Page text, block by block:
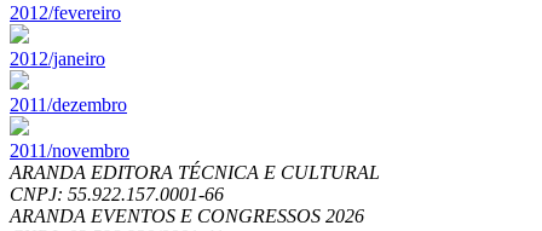
2012/fevereiro
2012/janeiro
2011/dezembro
2011/novembro
ARANDA EDITORA TÉCNICA E CULTURAL
CNPJ: 55.922.157.0001-66
ARANDA EVENTOS E CONGRESSOS 2026